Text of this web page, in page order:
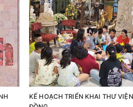
KẾ HOẠCH TRIỂN KHAI THƯ